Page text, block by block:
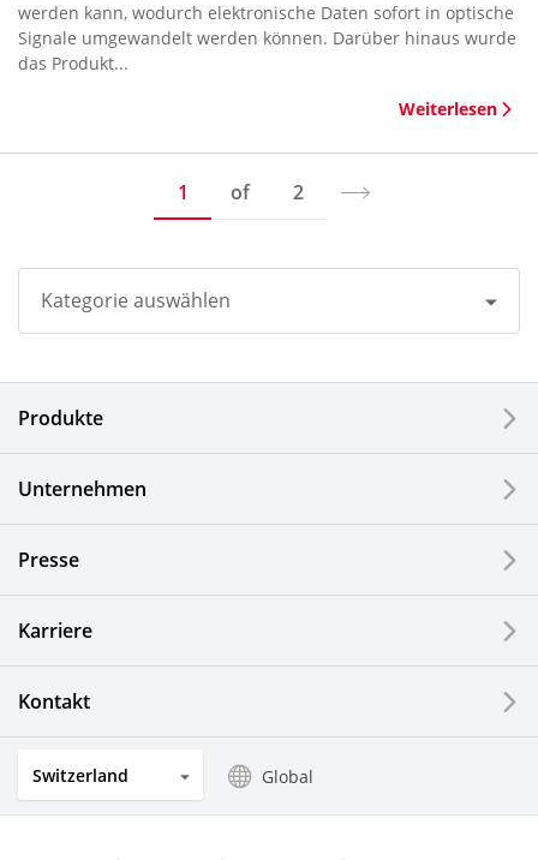
werden kann, wodurch elektronische Daten sofort in optische
Signale umgewandelt werden können. Darüber hinaus wurde
das Produkt...
Weiterlesen
1 of 2
Kategorie auswählen
Unternehmen
Drucker / Multifunktionsgeräte
Automotive Komponenten
Elektronische Komponenten & Geräte
Produkte
Unternehmen
Presse
Karriere
Kontakt
Switzerland Global